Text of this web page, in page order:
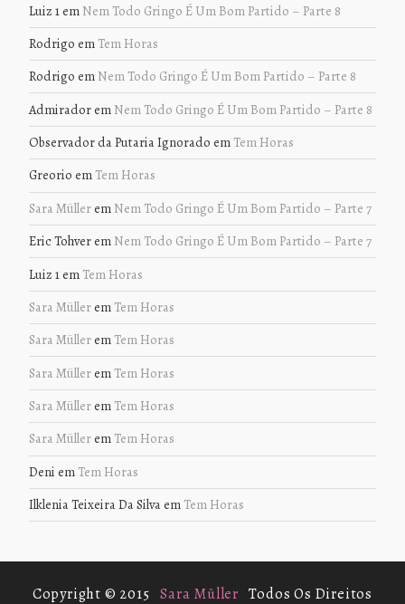
Luiz 1em Nem Todo Gringo É Um Bom Partido – Parte 8
Rodrigo em Tem Horas
Rodrigo em Nem Todo Gringo É Um Bom Partido – Parte 8
Admiradorem Nem Todo Gringo É Um Bom Partido – Parte 8
Observador da Putaria Ignorado em Tem Horas
Greorio em Tem Horas
Sara Müllerem Nem Todo Gringo É Um Bom Partido – Parte 7
Eric Tohverem Nem Todo Gringo É Um Bom Partido – Parte 7
Luiz 1em Tem Horas
Sara Müllerem Tem Horas
Sara Müllerem Tem Horas
Sara Müllerem Tem Horas
Sara Müllerem Tem Horas
Sara Müllerem Tem Horas
Deni em Tem Horas
Ilklenia Teixeira Da Silvaem Tem Horas
Copyright © 2015 Sara Müller Todos Os Direitos